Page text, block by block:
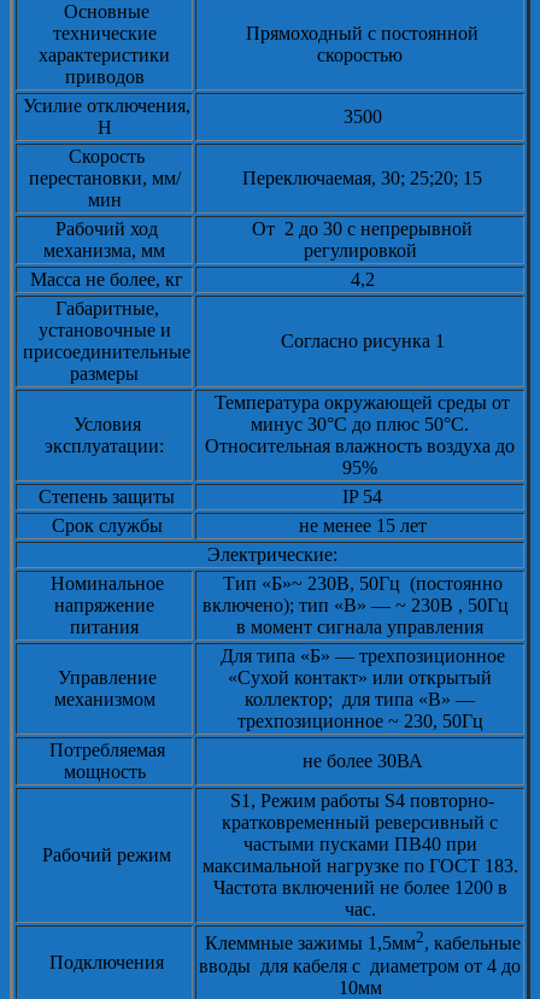
Основные
технические
характеристики
приводов
Прямоходный с постоянной
скоростью
Усилие отключения,
Н
3500
Скорость
перестановки, мм/
мин
Переключаемая, 30; 25;20; 15
Рабочий ход
механизма, мм
От 2 до 30 с непрерывной
регулировкой
Масса не более, кг
4,2
Габаритные,
установочные и
присоединительные
размеры
Согласно рисунка 1
Условия
эксплуатации:
Температура окружающей среды от
минус 30°С до плюс 50°С.
Относительная влажность воздуха до
95%
Степень защиты
IP 54
Срок службы
не менее 15 лет
Электрические:
Номинальное
напряжение
питания
Тип «Б»~ 230В, 50Гц (постоянно
включено); тип «В» — ~ 230В , 50Гц
в момент сигнала управления
Управление
механизмом
Для типа «Б» — трехпозиционное
«Сухой контакт» или открытый
коллектор; для типа «В» —
трехпозиционное ~ 230, 50Гц
Потребляемая
мощность
не более 30ВА
Рабочий режим
S1, Режим работы S4 повторно-
кратковременный реверсивный с
частыми пусками ПВ40 при
максимальной нагрузке по ГОСТ 183.
Частота включений не более 1200 в
час.
Подключения
Клеммные зажимы 1,5мм2, кабельные
вводы для кабеля с диаметром от 4 до
10мм